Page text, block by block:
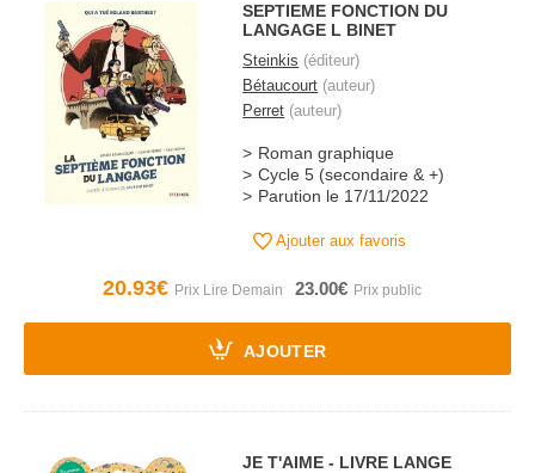
SEPTIEME FONCTION DU
LANGAGE L BINET
Steinkis (éditeur)
Bétaucourt (auteur)
Perret (auteur)
Roman graphique
Cycle 5 (secondaire & +)
Parution le 17/11/2022
Ajouter aux favoris
20.93€ 23.00€
AJOUTER
JE T'AIME - LIVRE LANGE